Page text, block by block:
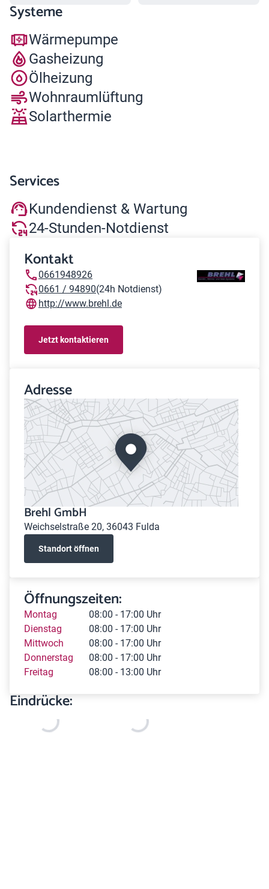
Systeme
Wärmepumpe
Gasheizung
Ölheizung
Wohnraumlüftung
Solarthermie
Services
Kundendienst & Wartung
24-Stunden-Notdienst
Kontakt
0661948926
0661 / 94890(24h Notdienst)
http://www.brehl.de
Jetzt kontaktieren
Adresse
Brehl GmbH
Weichselstraße 20, 36043 Fulda
Standort öffnen
Öffnungszeiten:
Montag
08:00 - 17:00 Uhr
Dienstag
08:00 - 17:00 Uhr
Mittwoch
08:00 - 17:00 Uhr
Donnerstag
08:00 - 17:00 Uhr
Freitag
08:00 - 13:00 Uhr
Eindrücke: